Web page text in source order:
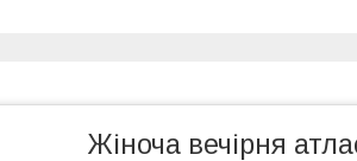
Жіноча вечірня